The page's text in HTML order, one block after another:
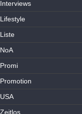
Interviews
Lifestyle
Liste
NoA
Promi
Promotion
USA
Zeitlos